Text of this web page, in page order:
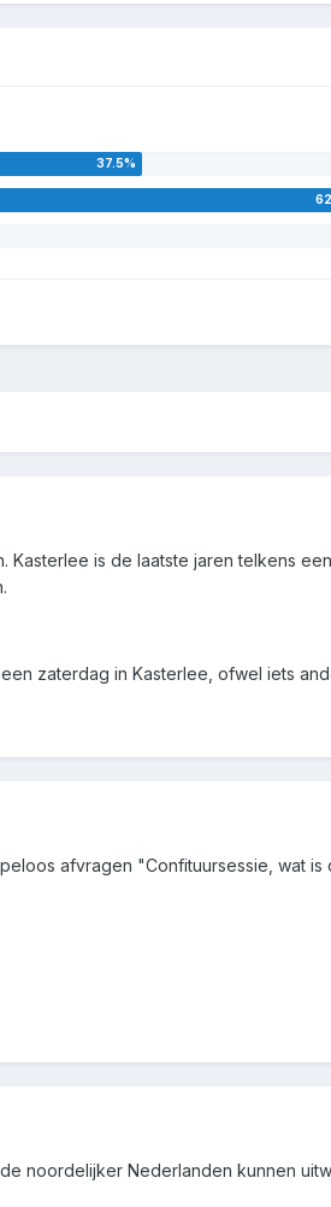
Kasterlee is de laatste jaren telkens
zaterdag in Kasterlee, ofwel iets
afvragen "Confituursessie, wat is
noordelijker Nederlanden kunnen